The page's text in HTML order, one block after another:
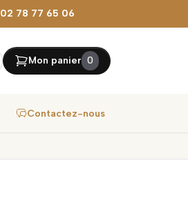
02 78 77 65 06
Mon panier 0
Contactez-nous